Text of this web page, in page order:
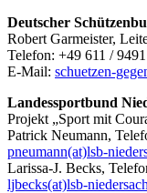
Deutscher
Robert Garmeister,
Telefon: +49 611 /
E-Mail: schuetzen-
Landessportbund
Projekt „Sport mit
Patrick Neumann,
pneumann(at)lsb-
Larissa-J. Becks,
ljbecks(at)lsb-